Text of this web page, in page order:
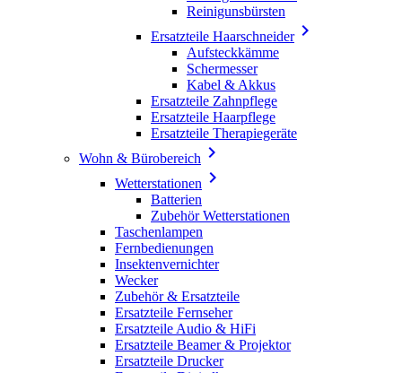
Reinigunsbürsten
Ersatzteile Haarschneider
Aufsteckkämme
Schermesser
Kabel & Akkus
Ersatzteile Zahnpflege
Ersatzteile Haarpflege
Ersatzteile Therapiegeräte
Wohn & Bürobereich 
Wetterstationen 
Batterien
Zubehör Wetterstationen
Taschenlampen
Fernbedienungen
Insektenvernichter
Wecker
Zubehör & Ersatzteile
Ersatzteile Fernseher
Ersatzteile Audio & HiFi
Ersatzteile Beamer & Projektor
Ersatzteile Drucker